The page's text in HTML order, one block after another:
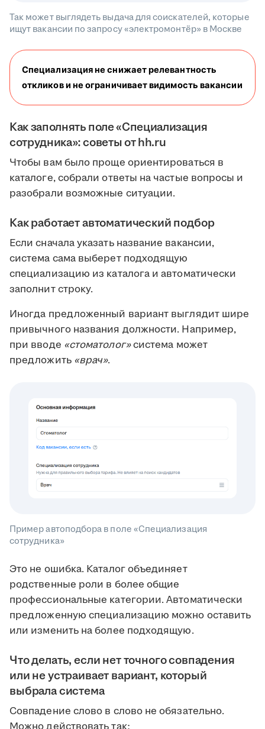
Так может выглядеть выдача для соискателей, которые
ищут вакансии по запросу «электромонтёр» в Москве
Специализация не снижает релевантность
откликов и не ограничивает видимость вакансии
Как заполнять поле «Специализация
сотрудника»: советы от hh.ru
Чтобы вам было проще ориентироваться в
каталоге, собрали ответы на частые вопросы и
разобрали возможные ситуации.
Как работает автоматический подбор
Если сначала указать название вакансии,
система сама выберет подходящую
специализацию из каталога и автоматически
заполнит строку.
Иногда предложенный вариант выглядит шире
привычного названия должности. Например,
при вводе «стоматолог»система может
предложить «врач».
Пример автоподбора в поле «Специализация
сотрудника»
Это не ошибка. Каталог объединяет
родственные роли в более общие
профессиональные категории. Автоматически
предложенную специализацию можно оставить
или изменить на более подходящую.
Что делать, если нет точного совпадения
или не устраивает вариант, который
выбрала система
Совпадение слово в слово не обязательно.